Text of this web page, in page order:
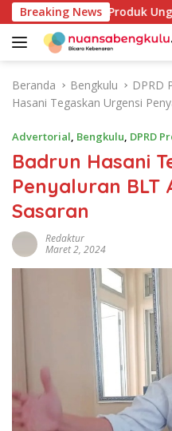
a
Breaking News
Potensi Produk
Beranda Bengkulu DPRD
Hasani Tegaskan Urgensi
Advertorial, Bengkulu, DPRD
Badrun Hasani
Penyaluran BLT
Sasaran
Redaktur
Maret 2, 2024